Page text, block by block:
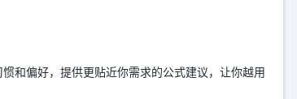
和偏好，提供更贴近你需求的公式建议，让你越用